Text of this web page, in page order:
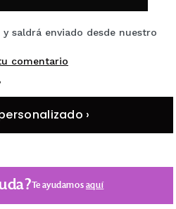
saldrá enviado desde nuestro
comentario
›
Te ayudamosaquí